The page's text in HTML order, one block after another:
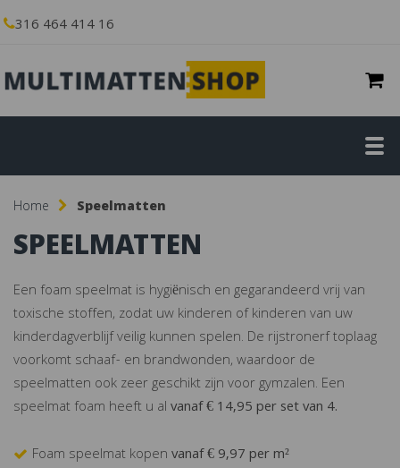
316 464 414 16
Home Speelmatten
SPEELMATTEN
Een foam speelmat is hygiënisch en gegarandeerd vrij van
toxische stoffen, zodat uw kinderen of kinderen van uw
kinderdagverblijf veilig kunnen spelen. De rijstronerf toplaag
voorkomt schaaf- en brandwonden, waardoor de
speelmatten ook zeer geschikt zijn voor gymzalen. Een
speelmat foam heeft u alvanaf € 14,95 per set van 4.
Foam speelmat kopenvanaf € 9,97 per m²